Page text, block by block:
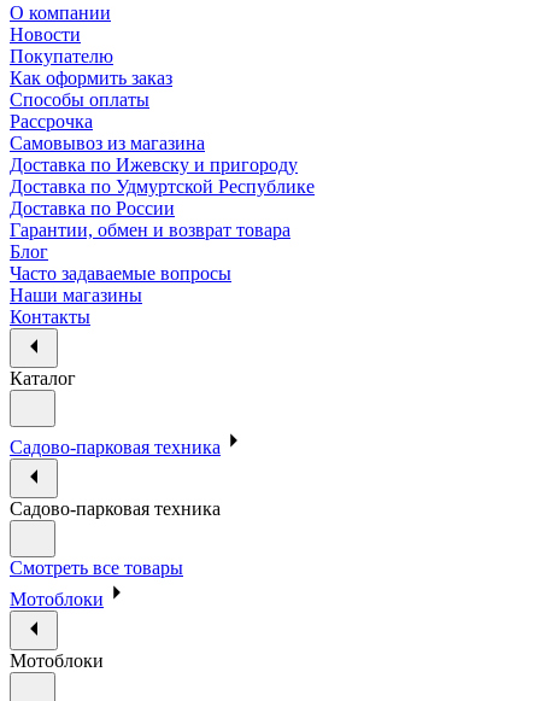
О компании
Новости
Покупателю
Как оформить заказ
Способы оплаты
Рассрочка
Самовывоз из магазина
Доставка по Ижевску и пригороду
Доставка по Удмуртской Республике
Доставка по России
Гарантии, обмен и возврат товара
Блог
Часто задаваемые вопросы
Наши магазины
Контакты
Каталог
Садово-парковая техника
Садово-парковая техника
Смотреть все товары
Мотоблоки
Мотоблоки